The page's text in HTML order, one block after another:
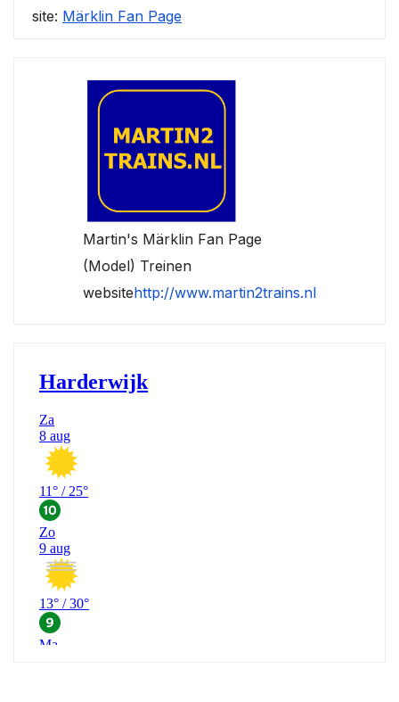
site: Märklin Fan Page
Martin's Märklin Fan Page
(Model) Treinen
websitehttp://www.martin2trains.nl